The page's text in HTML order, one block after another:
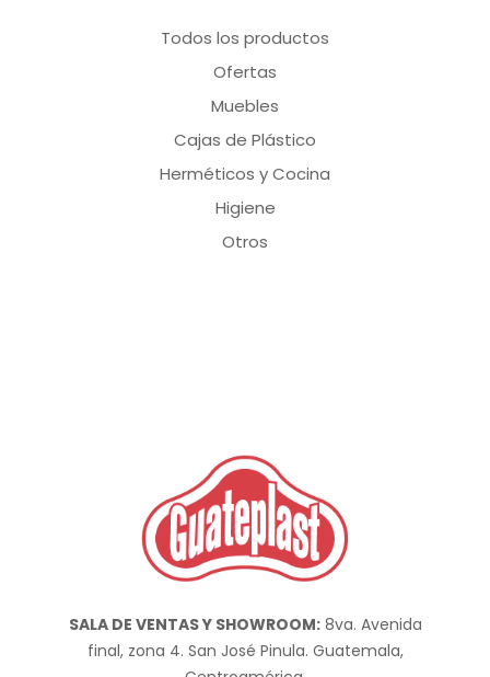
Todos los productos
Ofertas
Muebles
Cajas de Plástico
Herméticos y Cocina
Higiene
Otros
SALA DE VENTAS Y SHOWROOM:8va. Avenida
final, zona 4. San José Pinula. Guatemala,